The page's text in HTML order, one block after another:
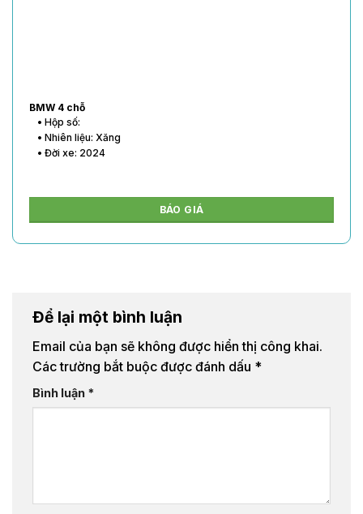
BMW 4 chỗ
• Hộp số:
• Nhiên liệu: Xăng
• Đời xe: 2024
BÁO GIÁ
Để lại một bình luận
Email của bạn sẽ không được hiển thị công khai.
Các trường bắt buộc được đánh dấu *
Bình luận *